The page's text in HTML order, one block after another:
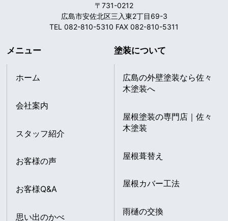
〒731-0212
広島市安佐北区三入東2丁目69-3
TEL 082-810-5310 FAX 082-810-5311
メニュー
ホーム
会社案内
スタッフ紹介
お客様の声
お客様Q&A
思い出のかべ
塗装について
広島の外壁塗装なら佐々
木塗装へ
屋根塗装の専門店｜佐々
木塗装
屋根葺替え
屋根カバー工法
雨樋の交換